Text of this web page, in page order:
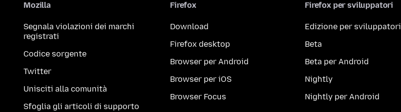
Mozilla
Segnala violazioni dei marchi
registrati
Codice sorgente
Twitter
Unisciti alla comunità
Sfoglia gli articoli di supporto
Firefox
Download
Firefox desktop
Browser per Android
Browser per iOS
Browser Focus
Firefox per sviluppatori
Edizione per sviluppatori
Beta
Beta per Android
Nightly
Nightly per Android